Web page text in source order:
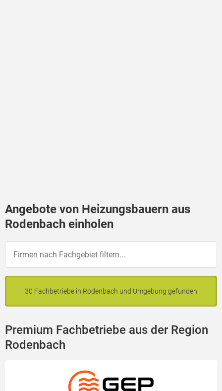
Angebote von Heizungsbauern aus
Rodenbach einholen
30 Fachbetriebe in Rodenbach und Umgebung gefunden
Premium Fachbetriebe aus der Region
Rodenbach